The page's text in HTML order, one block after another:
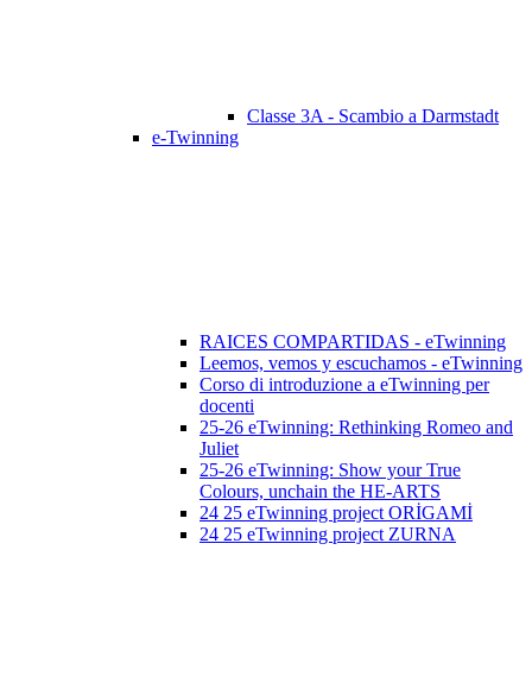
Classe 3A - Scambio a Darmstadt
e-Twinning
RAICES COMPARTIDAS - eTwinning
Leemos, vemos y escuchamos - eTwinning
Corso di introduzione a eTwinning per
docenti
25-26 eTwinning: Rethinking Romeo and
Juliet
25-26 eTwinning: Show your True
Colours, unchain the HE-ARTS
24 25 eTwinning project ORİGAMİ
24 25 eTwinning project ZURNA